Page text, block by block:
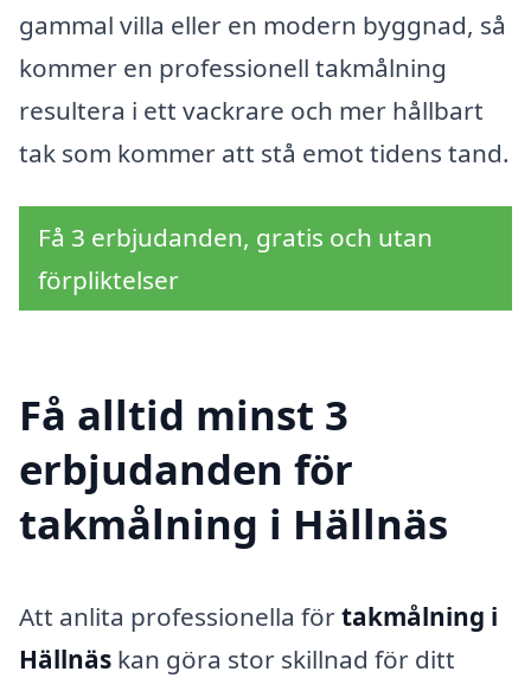
gammal villa eller en modern byggnad, så
kommer en professionell takmålning
resultera i ett vackrare och mer hållbart
tak som kommer att stå emot tidens tand.
Få 3 erbjudanden, gratis och utan
förpliktelser
Få alltid minst 3
erbjudanden för
takmålning i Hällnäs
Att anlita professionella förtakmålning i
Hällnäs kan göra stor skillnad för ditt